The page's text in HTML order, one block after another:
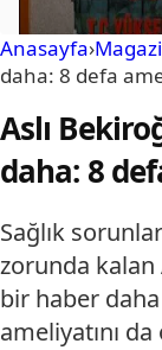
Anasayfa›
daha: 8 defa
Aslı
daha: 8
Sağlık
zorunda kalan
bir haber
ameliyatını